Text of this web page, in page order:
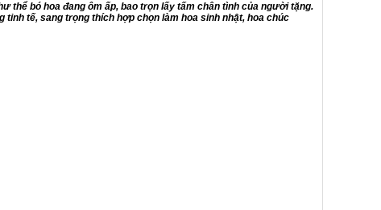
thể bó hoa đang ôm ấp, bao trọn lấy tấm chân tình của người tặng.
tế, sang trọng thích hợp chọn làm hoa sinh nhật, hoa chúc